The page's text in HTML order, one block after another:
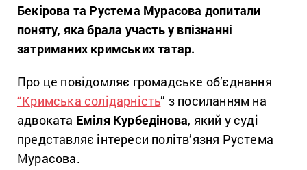
Бекірова та Рустема Мурасова допитали
поняту, яка брала участь у впізнанні
затриманих кримських татар.
Про це повідомляє громадське об’єднання
“Кримська солідарність” з посиланням на
адвоката Еміля Курбедінова, який у суді
представляє інтереси політв’язня Рустема
Мурасова.